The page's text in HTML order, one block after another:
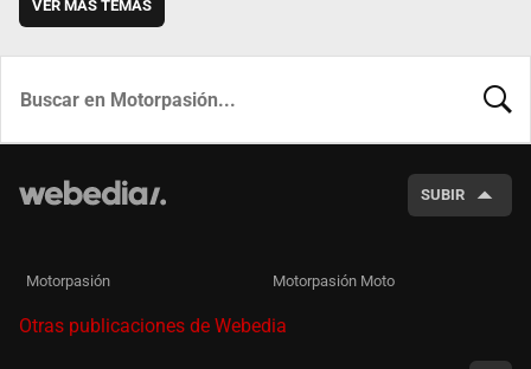
VER MÁS TEMAS
SUBIR
Motorpasión Motorpasión Moto
Otras publicaciones de Webedia